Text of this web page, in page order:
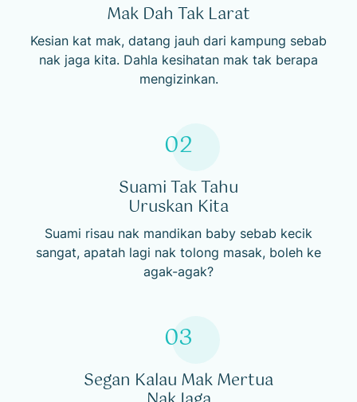
Mak Dah Tak Larat
Kesian kat mak, datang jauh dari kampung sebab
nak jaga kita. Dahla kesihatan mak tak berapa
mengizinkan.
02
Suami Tak Tahu
Uruskan Kita
Suami risau nak mandikan baby sebab kecik
sangat, apatah lagi nak tolong masak, boleh ke
agak-agak?
03
Segan Kalau Mak Mertua